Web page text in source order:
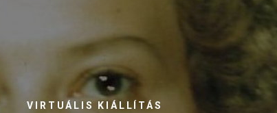
VIRTUÁLIS KIÁLLÍTÁS